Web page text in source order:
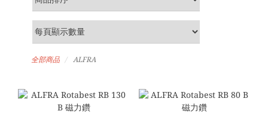
全部商品 ALFRA